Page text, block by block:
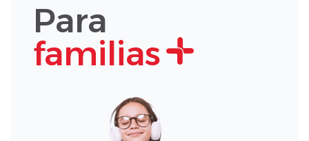
Para
familias